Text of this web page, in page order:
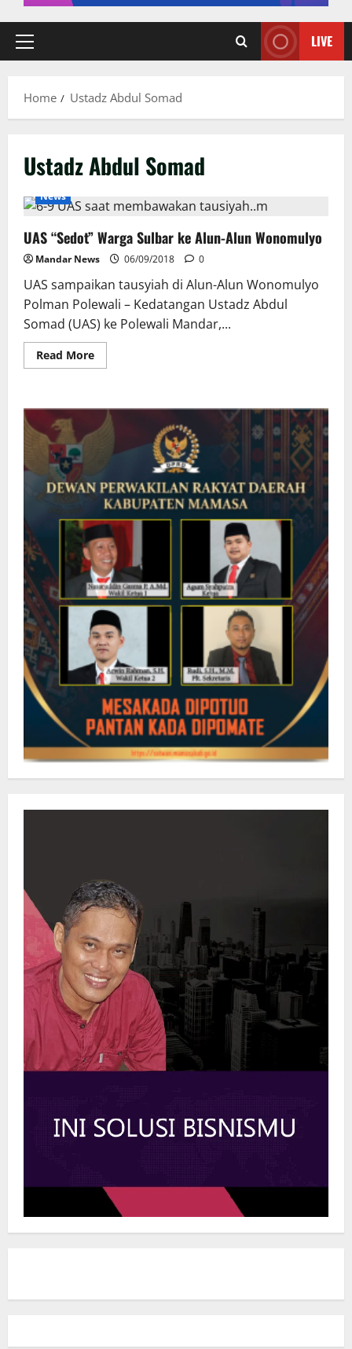
Primary
LIVE
Home Ustadz Abdul Somad
Ustadz Abdul Somad
News
UAS “Sedot” Warga Sulbar ke Alun-Alun Wonomulyo
Mandar News 06/09/2018 0
UAS sampaikan tausyiah di Alun-Alun Wonomulyo
Polman Polewali – Kedatangan Ustadz Abdul
Somad (UAS) ke Polewali Mandar,...
Read MoreRead
more
Warga
Sulbar
ke
Alun
Wonomulyo